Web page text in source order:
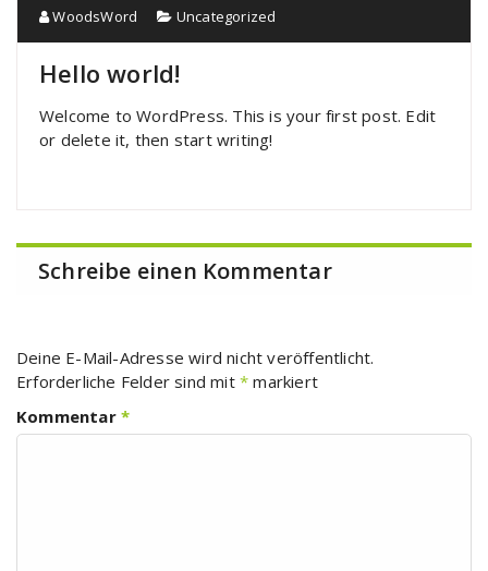
WoodsWord Uncategorized
Hello world!
Welcome to WordPress. This is your first post. Edit
or delete it, then start writing!
Schreibe einen Kommentar
Deine E-Mail-Adresse wird nicht veröffentlicht.
Erforderliche Felder sind mit * markiert
Kommentar *